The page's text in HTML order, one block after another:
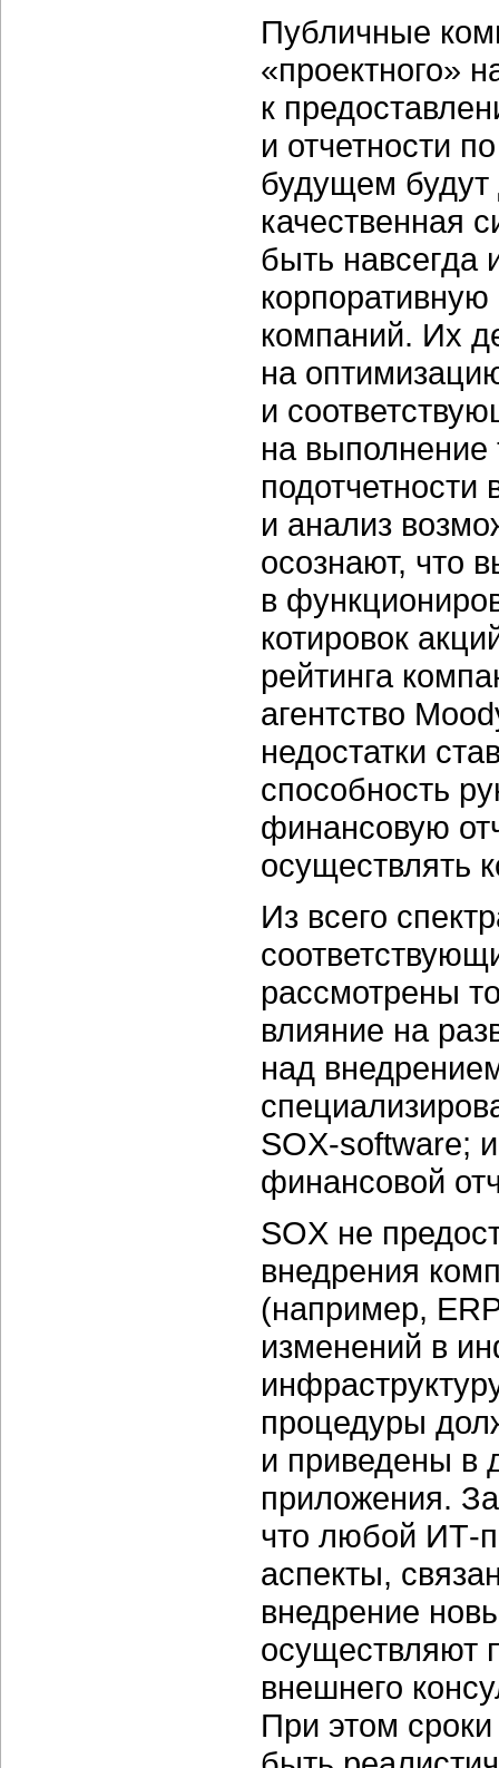
Публичные
«проектного»
к
и отчетности
будущем будут
качественная
быть навсегда
компаний. Их
на
и
на
подотчетности
и анализ
осознают, что
в
котировок
рейтинга
агентство
недостатки
способность
финансовую
осуществлять
Из всего
рассмотрены
влияние на
над
SOX-software;
финансовой
SOX не
внедрения
(например,
изменений в
процедуры
и приведены в
приложения.
что любой ИТ-
аспекты,
внедрение
осуществляют
внешнего
При этом